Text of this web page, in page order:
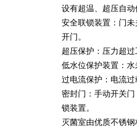
设有超温、超压自
安全联锁装置：门
开门。
超压保护：压力超
低水位保护装置：
过电流保护：电流
密封门：手动开关
锁装置。
灭菌室由优质不锈